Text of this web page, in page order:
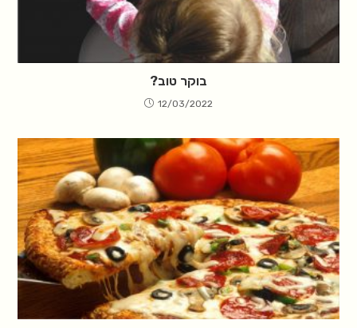
בוקר טוב?
12/03/2022